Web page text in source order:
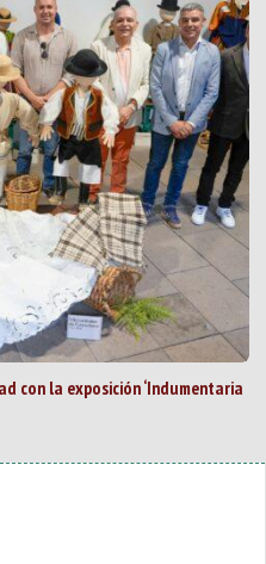
con la exposición ‘Indumentaria